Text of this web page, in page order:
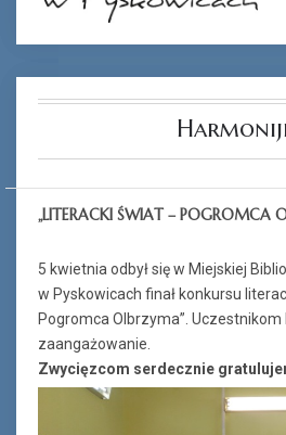
„LITERACKI ŚWIAT – POGROMCA
5 kwietnia odbył się w Miejskiej
w Pyskowicach finał konkursu
Pogromca Olbrzyma”.
zaangażowanie.
Zwycięzcom serdecznie